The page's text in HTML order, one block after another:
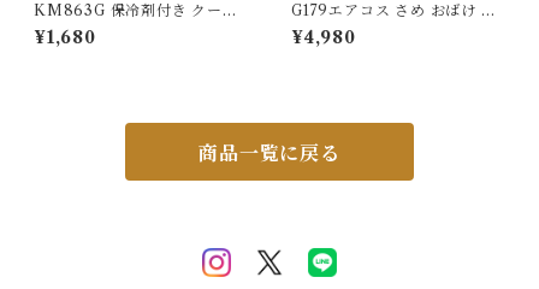
KM863G 保冷剤付き クール
ネック 犬 リップストップナイ
ロン生地 撥水加工 汚れにくい
構造使用 フレブル クールスヌ
中型犬 大型犬 ITEM066
¥1,680
G179エアコス さめ おばけ 宇
宙人 コスプレ ハロウィン 着ぐ
るみ 子供 ティラノサウルス 怪
業 大人用 男女兼用 膨らむ 大
¥4,980
商品一覧に戻る